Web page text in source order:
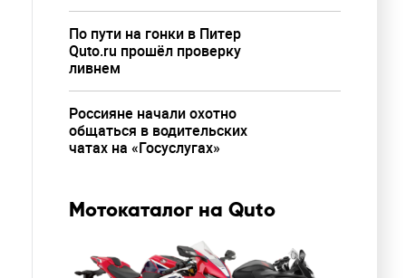
По пути на гонки в Питер
Quto.ru прошёл проверку
ливнем
Россияне начали охотно
общаться в водительских
чатах на «Госуслугах»
Мотокаталог на Quto